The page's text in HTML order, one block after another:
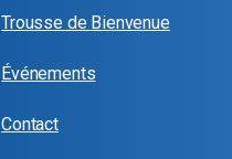
Trousse de Bienvenue
Événements
Contact